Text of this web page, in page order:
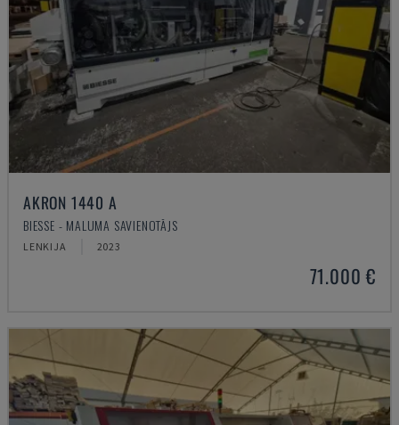
AKRON 1440 A
BIESSE - MALUMA SAVIENOTĀJS
LENKIJA 2023
71.000 €